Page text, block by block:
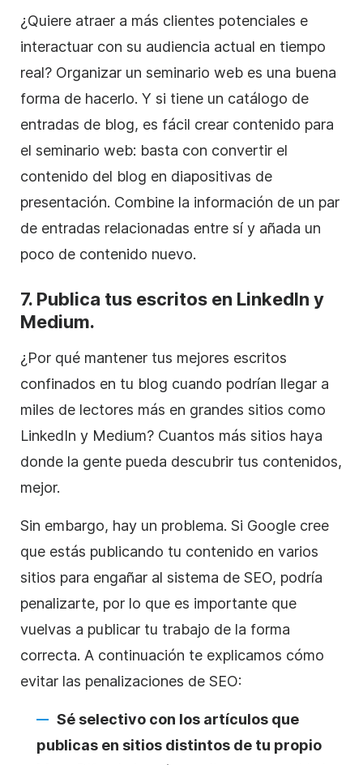
¿Quiere atraer a más clientes potenciales e
interactuar con su audiencia actual en tiempo
real? Organizar un seminario web es una buena
forma de hacerlo. Y si tiene un catálogo de
entradas de blog, es fácil crear contenido para
el seminario web: basta con convertir el
contenido del blog en diapositivas de
presentación. Combine la información de un par
de entradas relacionadas entre sí y añada un
poco de contenido nuevo.
7. Publica tus escritos en LinkedIn y
Medium.
¿Por qué mantener tus mejores escritos
confinados en tu blog cuando podrían llegar a
miles de lectores más en grandes sitios como
LinkedIn y Medium? Cuantos más sitios haya
donde la gente pueda descubrir tus contenidos,
mejor.
Sin embargo, hay un problema. Si Google cree
que estás publicando tu contenido en varios
sitios para engañar al sistema de SEO, podría
penalizarte, por lo que es importante que
vuelvas a publicar tu trabajo de la forma
correcta. A continuación te explicamos cómo
evitar las penalizaciones de SEO:
Sé selectivo con los artículos que
publicas en sitios distintos de tu propio